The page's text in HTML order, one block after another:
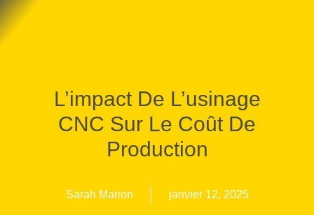
L’impact De L’usinage
CNC Sur Le Coût De
Production
Sarah Marion janvier 12, 2025